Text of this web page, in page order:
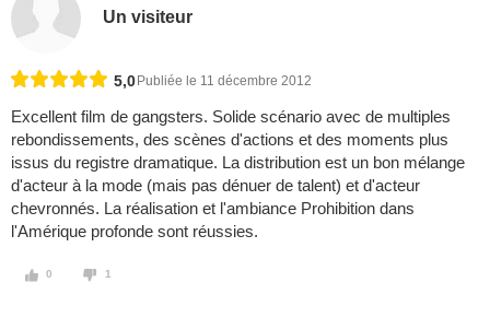
Un visiteur
5,0 Publiée le 11 décembre 2012
Excellent film de gangsters. Solide scénario avec de multiples
rebondissements, des scènes d'actions et des moments plus
issus du registre dramatique. La distribution est un bon mélange
d'acteur à la mode (mais pas dénuer de talent) et d'acteur
chevronnés. La réalisation et l'ambiance Prohibition dans
l'Amérique profonde sont réussies.
0 1